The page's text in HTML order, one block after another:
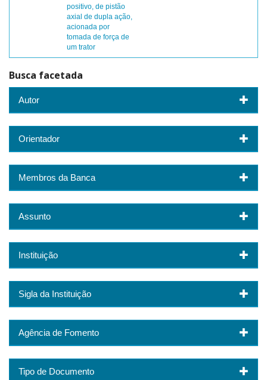
positivo, de pistão
axial de dupla ação,
acionada por
tomada de força de
um trator
Busca facetada
Autor
Orientador
Membros da Banca
Assunto
Instituição
Sigla da Instituição
Agência de Fomento
Tipo de Documento